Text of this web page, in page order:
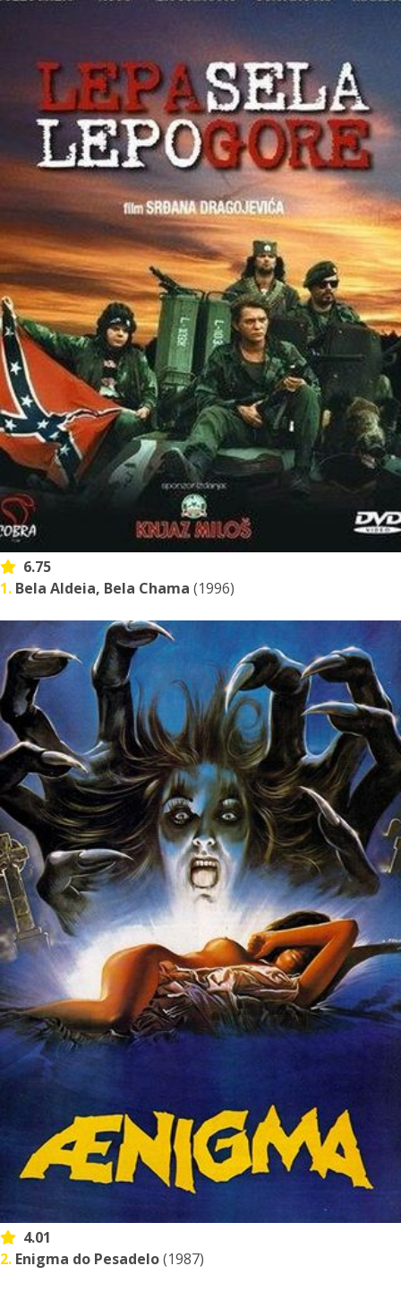
6.75
1. Bela Aldeia, Bela Chama (1996)
4.01
2. Enigma do Pesadelo(1987)